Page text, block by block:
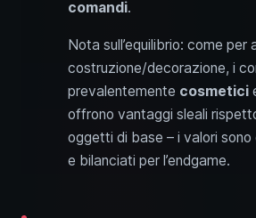
comandi.
Nota sull’equilibrio: come per
costruzione/decorazione, i
prevalentemente cosmetici
offrono vantaggi sleali
oggetti di base – i valori sono
e bilanciati per l’endgame.